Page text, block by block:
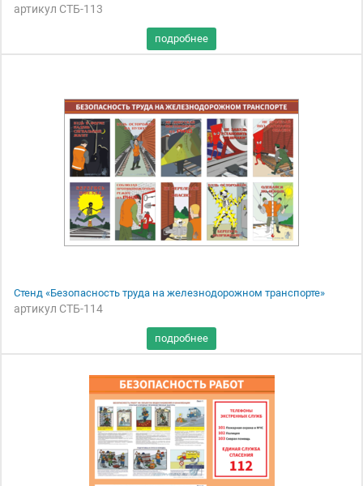
артикул СТБ-113
Стенд «Безопасность труда на железнодорожном транспорте»
артикул СТБ-114